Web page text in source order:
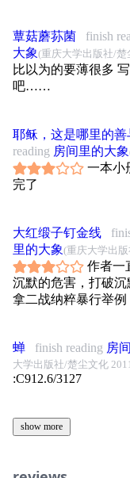
蕈菇蘑荪菌 finish
大象(重庆大学出版社/楚
比以为的要薄很多
吧……
耶稣，这是哪里的善
reading 房间里的大象
一本小
完了
大红缎子钉金线
里的大象(重庆大学出
作者一
沉默的危害，打破沉
拿二战纳粹暴行举例
蝉 finish reading 房
大学出版社/楚尘文化
:C912.6/3127
show more